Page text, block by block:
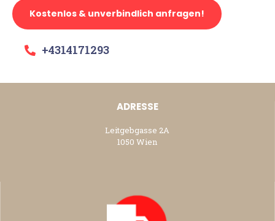
Kostenlos & unverbindlich anfragen!
+4314171293
ADRESSE
Leitgebgasse 2A
1050 Wien